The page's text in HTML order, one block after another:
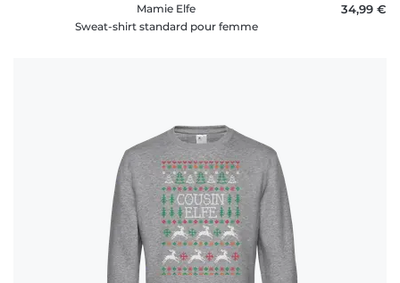
Mamie Elfe
Sweat-shirt standard pour femme
34,99 €